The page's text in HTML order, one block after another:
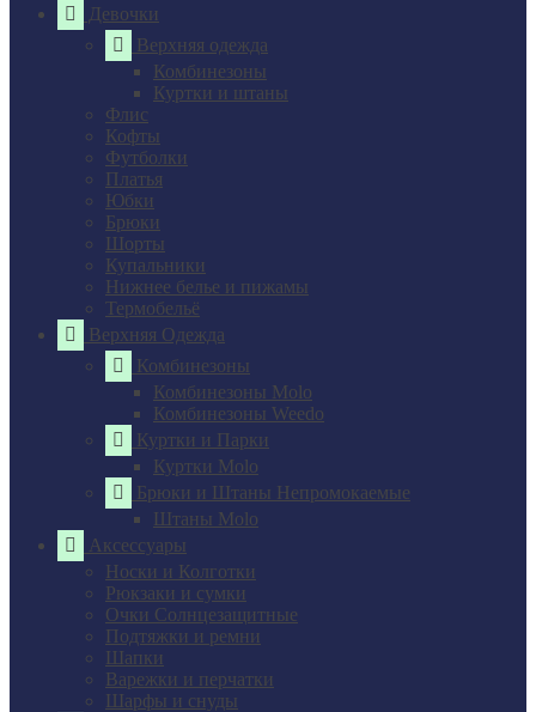
Девочки
Верхняя одежда
Комбинезоны
Куртки и штаны
Флис
Кофты
Футболки
Платья
Юбки
Брюки
Шорты
Купальники
Нижнее белье и пижамы
Термобельё
Верхняя Одежда
Комбинезоны
Комбинезоны Molo
Комбинезоны Weedo
Куртки и Парки
Куртки Molo
Брюки и Штаны Непромокаемые
Штаны Molo
Аксессуары
Носки и Колготки
Рюкзаки и сумки
Очки Солнцезащитные
Подтяжки и ремни
Шапки
Варежки и перчатки
Шарфы и снуды